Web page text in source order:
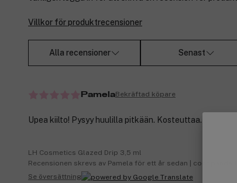
Villkor för produktrecensioner
Alla recensioner Senast
PamelaBekräftad köpare
Upea kiilto! Pysyy huulilla pitkään. Kosteuttaa.
LH Cosmetics Glazed Drip 3,5 ml
Recensionen skrevs av Pamela för ett år sedan | cocopanda.fi
Se översättning